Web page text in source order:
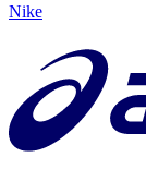
Nike